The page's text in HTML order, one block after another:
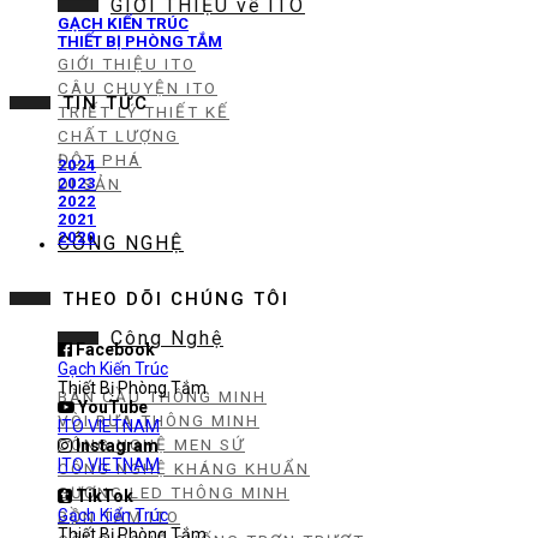
GIỚI THIỆU về ITO
GIỚI THIỆU ITO
CÂU CHUYỆN ITO
TRIẾT LÝ THIẾT KẾ
CHẤT LƯỢNG
ĐỘT PHÁ
DI SẢN
CÔNG NGHỆ
Công Nghệ
BÀN CẦU THÔNG MINH
VÒI RỬA THÔNG MINH
CÔNG NGHỆ MEN SỨ
CÔNG NGHỆ KHÁNG KHUẨN
GƯƠNG LED THÔNG MINH
BỒN TẮM ITO
GẠCH KIẾN TRÚC
THIẾT BỊ PHÒNG TẮM
TIN TỨC
2024
2023
2022
2021
2020
THEO DÕI CHÚNG TÔI
Facebook
Gạch Kiến Trúc
Thiết Bị Phòng Tắm
YouTube
ITO VIETNAM
Instagram
ITO VIETNAM
TikTok
Gạch Kiến Trúc